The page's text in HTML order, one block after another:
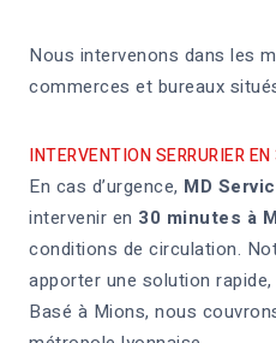
Nous intervenons dans les
commerces et bureaux
INTERVENTION SERRURIER
En cas d’urgence, MD
intervenir en 30 minutes à
conditions de circulation.
apporter une solution
Basé à Mions, nous